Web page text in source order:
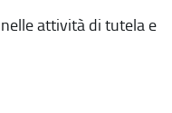
attività di tutela e